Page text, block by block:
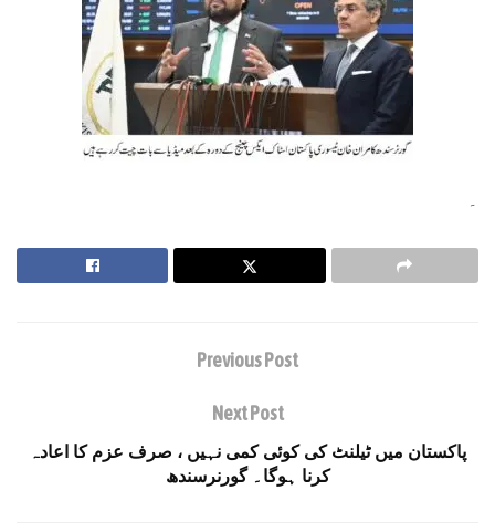
Previous Post
Next Post
پاکستان میں ٹیلنٹ کی کوئی کمی نہیں ، صرف عزم کا اعادہ
کرنا ہوگا۔ گورنرسندھ